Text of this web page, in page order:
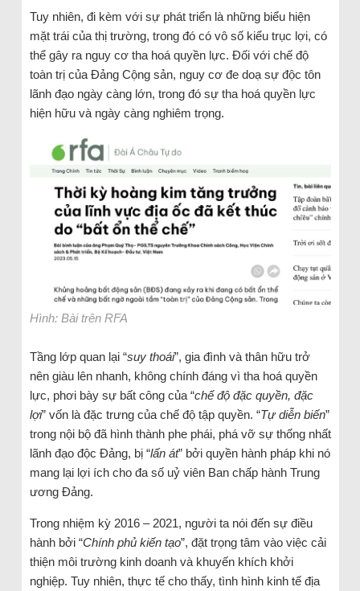
Tuy nhiên, đi kèm với sự phát triển là những biểu hiện
mặt trái của thị trường, trong đó có vô số kiểu trục lợi, có
thể gây ra nguy cơ tha hoá quyền lực. Đối với chế độ
toàn trị của Đảng Cộng sản, nguy cơ đe doạ sự độc tôn
lãnh đạo ngày càng lớn, trong đó sự tha hoá quyền lực
hiện hữu và ngày càng nghiêm trọng.
Hình: Bài trên RFA
Tầng lớp quan lại “suy thoái”, gia đình và thân hữu trở
nên giàu lên nhanh, không chính đáng vì tha hoá quyền
lực, phơi bày sự bất công của “chế độ đặc quyền, đặc
lợi” vốn là đặc trưng của chế độ tập quyền. “Tự diễn biến”
trong nội bộ đã hình thành phe phái, phá vỡ sự thống nhất
lãnh đạo độc Đảng, bị “lấn át” bởi quyền hành pháp khi nó
mang lại lợi ích cho đa số uỷ viên Ban chấp hành Trung
ương Đảng.
Trong nhiệm kỳ 2016 – 2021, người ta nói đến sự điều
hành bởi “Chính phủ kiến tạo”, đặt trọng tâm vào việc cải
thiện môi trường kinh doanh và khuyến khích khởi
nghiệp. Tuy nhiên, thực tế cho thấy, tình hình kinh tế địa